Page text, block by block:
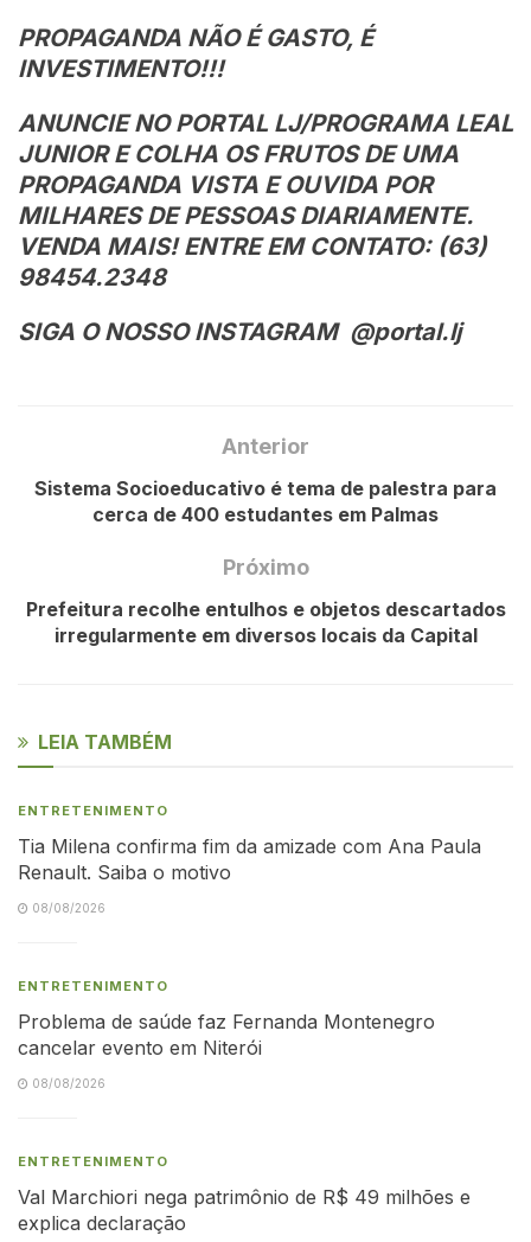
PROPAGANDA NÃO É GASTO, É
INVESTIMENTO!!!
ANUNCIE NO PORTAL LJ/PROGRAMA LEAL
JUNIOR E COLHA OS FRUTOS DE UMA
PROPAGANDA VISTA E OUVIDA POR
MILHARES DE PESSOAS DIARIAMENTE.
VENDA MAIS! ENTRE EM CONTATO: (63)
98454.2348
SIGA O NOSSO INSTAGRAM @portal.lj
Anterior
Sistema Socioeducativo é tema de palestra para
cerca de 400 estudantes em Palmas
Próximo
Prefeitura recolhe entulhos e objetos descartados
irregularmente em diversos locais da Capital
LEIA TAMBÉM
ENTRETENIMENTO
Tia Milena confirma fim da amizade com Ana Paula
Renault. Saiba o motivo
08/08/2026
ENTRETENIMENTO
Problema de saúde faz Fernanda Montenegro
cancelar evento em Niterói
08/08/2026
ENTRETENIMENTO
Val Marchiori nega patrimônio de R$ 49 milhões e
explica declaração